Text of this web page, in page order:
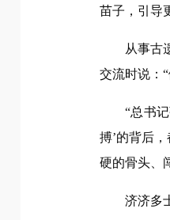
苗子，引导
从事古
交流时说：
“总书
搏’的背后
硬的骨头、
济济多